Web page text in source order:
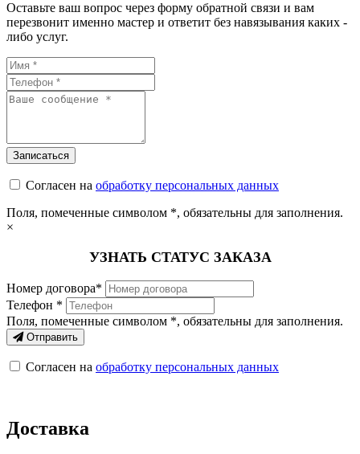
Оставьте ваш вопрос через форму обратной связи и вам
перезвонит именно мастер и ответит без навязывания каких -
либо услуг.
Согласен на обработку персональных данных
Поля, помеченные символом *, обязательны для заполнения.
×
УЗНАТЬ СТАТУС ЗАКАЗА
Номер договора*
Телефон *
Поля, помеченные символом *, обязательны для заполнения.
Отправить
Согласен на обработку персональных данных
Доставка